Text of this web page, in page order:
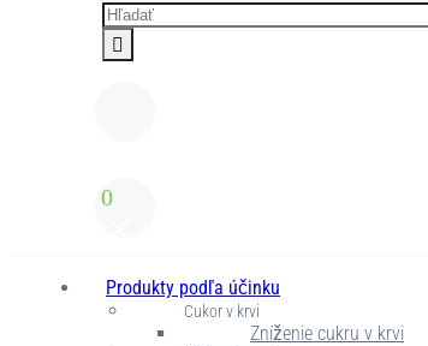
0
Produkty podľa účinku
Cukor v krvi
Zníženie cukru v krvi